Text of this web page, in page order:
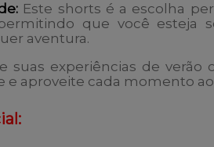
Este shorts é a escolha
que você esteja
aventura.
suas experiências de verão
e aproveite cada momento